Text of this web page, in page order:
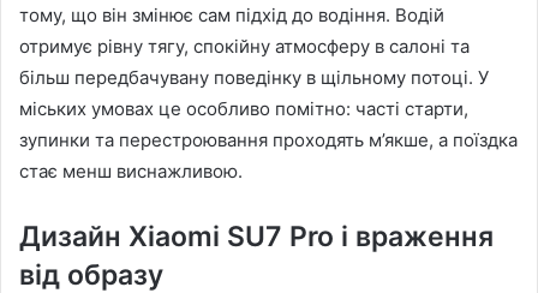
тому, що він змінює сам підхід до водіння. Водій
отримує рівну тягу, спокійну атмосферу в салоні та
більш передбачувану поведінку в щільному потоці. У
міських умовах це особливо помітно: часті старти,
зупинки та перестроювання проходять м’якше, а поїздка
стає менш виснажливою.
Дизайн Xiaomi SU7 Pro і враження
від образу